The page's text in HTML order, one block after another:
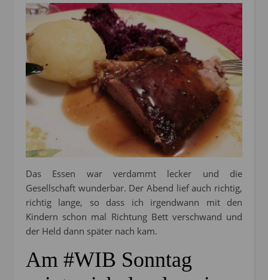
Das Essen war verdammt lecker und die
Gesellschaft wunderbar. Der Abend lief auch richtig,
richtig lange, so dass ich irgendwann mit den
Kindern schon mal Richtung Bett verschwand und
der Held dann später nach kam.
Am #WIB Sonntag